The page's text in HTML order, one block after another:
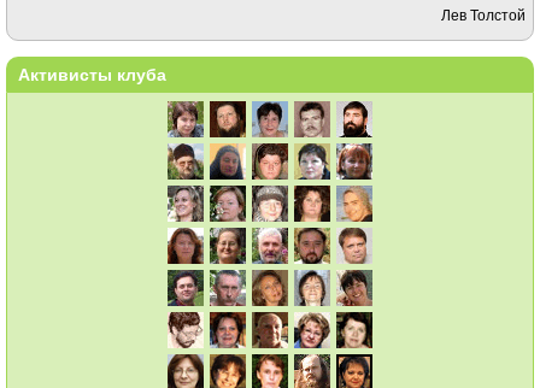
Лев Толстой
Активисты клуба